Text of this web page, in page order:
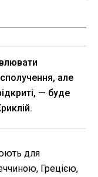
але
— буде
для
Грецією,